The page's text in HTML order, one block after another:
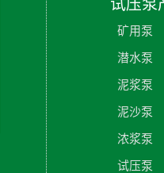
试压泵
矿用泵
潜水泵
泥浆泵
泥沙泵
浓浆泵
试压泵